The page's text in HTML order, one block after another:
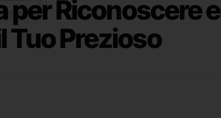
per Riconoscere e
Tuo Prezioso